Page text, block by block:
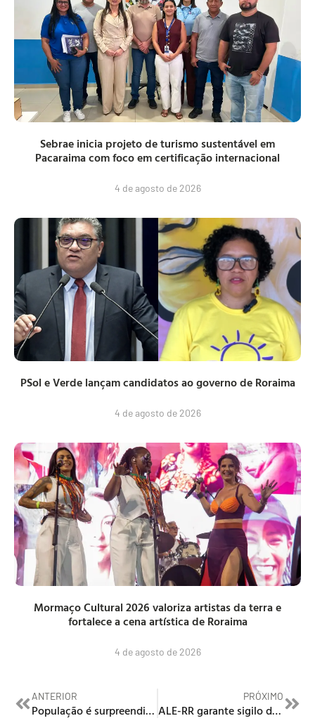
Sebrae inicia projeto de turismo sustentável em
Pacaraima com foco em certificação internacional
4 de agosto de 2026
PSol e Verde lançam candidatos ao governo de Roraima
4 de agosto de 2026
Mormaço Cultural 2026 valoriza artistas da terra e
fortalece a cena artística de Roraima
4 de agosto de 2026
ANTERIOR
População é surpreendida com “intervenção junina” no Terminal do Centro
PRÓXIMO
ALE-RR garante sigilo de informações sobre servidoras públicas com medidas protetivas